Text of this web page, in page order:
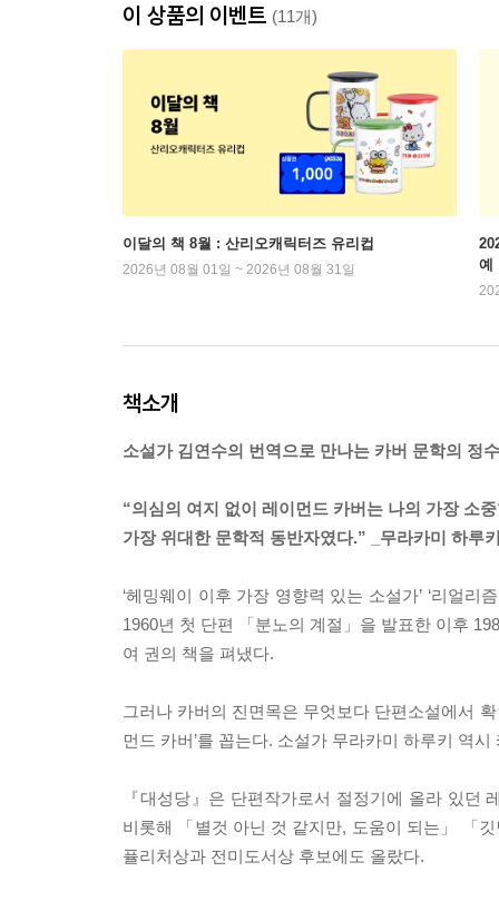
이 상품의 이벤트 (11개)
이달의 책 8월 : 산리오캐릭터즈 유리컵
2026년 08월 01일 ~ 2026년 08월 31일
예
책소개
소설가 김연수의 번역으로 만나는 카버 문학의 정
“의심의 여지 없이 레이먼드 카버는 나의 가장 소
가장 위대한 문학적 동반자였다.” _무라카미 하루
‘헤밍웨이 이후 가장 영향력 있는 소설가’ ‘리얼리
1960년 첫 단편 「분노의 계절」을 발표한 이후
여 권의 책을 펴냈다.
그러나 카버의 진면목은 무엇보다 단편소설에서
먼드 카버’를 꼽는다. 소설가 무라카미 하루키 역
『대성당』은 단편작가로서 절정기에 올라 있던
비롯해 「별것 아닌 것 같지만, 도움이 되는」 「
퓰리처상과 전미도서상 후보에도 올랐다.